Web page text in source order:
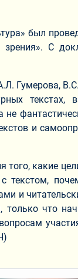
был
зрения». С
Гумерова,
текстах,
не
и
какие
текстом,
и
только что